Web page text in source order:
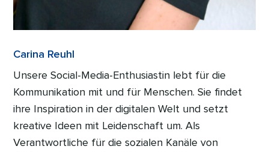
Carina Reuhl
Unsere Social-Media-Enthusiastin lebt für die
Kommunikation mit und für Menschen. Sie findet
ihre Inspiration in der digitalen Welt und setzt
kreative Ideen mit Leidenschaft um. Als
Verantwortliche für die sozialen Kanäle von